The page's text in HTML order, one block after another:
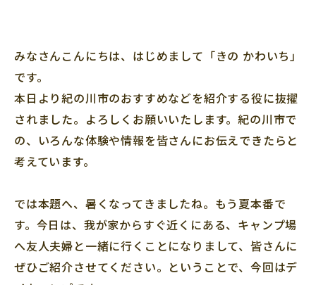
みなさんこんにちは、はじめまして「きの かわいち」
です。
本日より紀の川市のおすすめなどを紹介する役に抜擢
されました。よろしくお願いいたします。紀の川市で
の、いろんな体験や情報を皆さんにお伝えできたらと
考えています。
では本題へ、暑くなってきましたね。もう夏本番で
す。今日は、我が家からすぐ近くにある、キャンプ場
へ友人夫婦と一緒に行くことになりまして、皆さんに
ぜひご紹介させてください。ということで、今回はデ